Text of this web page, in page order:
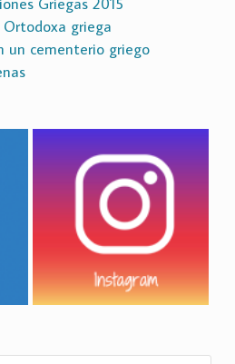
griega
un cementerio griego